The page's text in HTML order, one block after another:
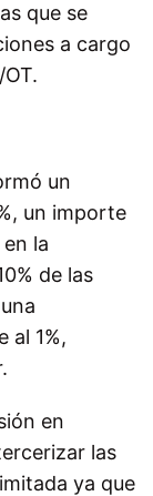
que se
a cargo
un
un importe
la
de las
al 1%,
en
las
ya que